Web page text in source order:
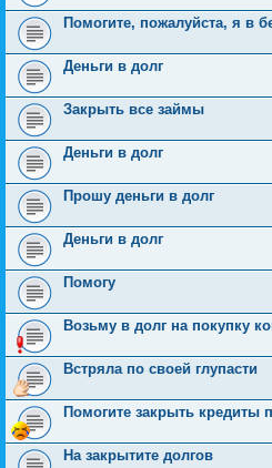
Помогите, пожалуйста, я в
Деньги в долг
Закрыть все займы
Деньги в долг
Прошу деньги в долг
Деньги в долг
Помогу
Возьму в долг на покупку
Встряла по своей глупасти
Помогите закрыть кредиты
На закрытите долгов